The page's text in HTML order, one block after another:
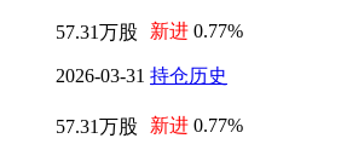
57.31万股
2026-03-31
新进 0.77%
持仓历史
57.31万股 新进 0.77%